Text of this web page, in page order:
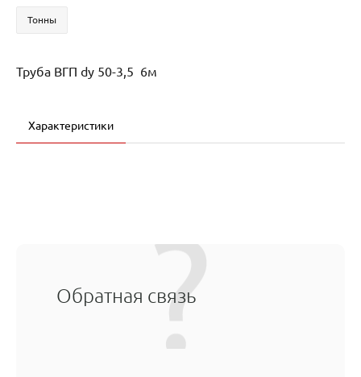
Тонны
Труба ВГП dy 50-3,5 6м
Характеристики
Обратная связь